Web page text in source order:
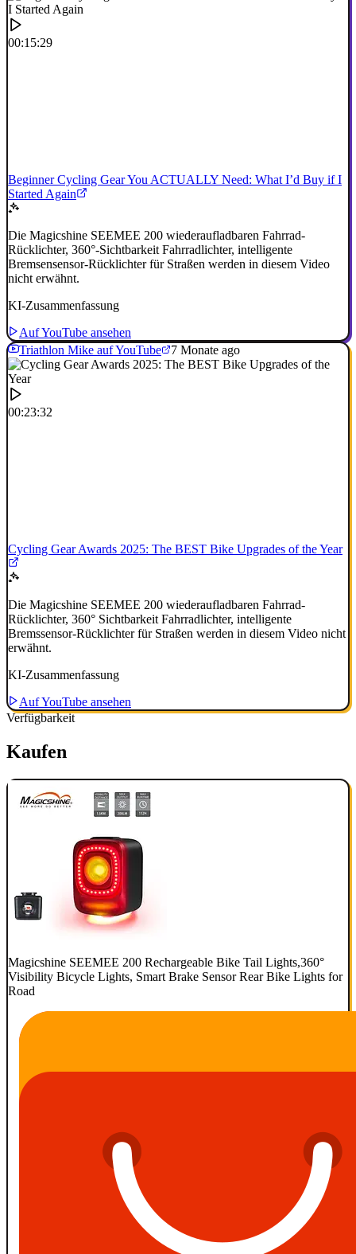
00:15:29
Beginner Cycling Gear You ACTUALLY Need: What I’d Buy if I
Started Again
Die Magicshine SEEMEE 200 wiederaufladbaren Fahrrad-
Rücklichter, 360°-Sichtbarkeit Fahrradlichter, intelligente
Bremsensensor-Rücklichter für Straßen werden in diesem Video
nicht erwähnt.
KI-Zusammenfassung
Auf YouTube ansehen
Triathlon Mike auf YouTube
7 Monate ago
00:23:32
Cycling Gear Awards 2025: The BEST Bike Upgrades of the Year
Die Magicshine SEEMEE 200 wiederaufladbaren Fahrrad-
Rücklichter, 360° Sichtbarkeit Fahrradlichter, intelligente
Bremssensor-Rücklichter für Straßen werden in diesem Video nicht
erwähnt.
KI-Zusammenfassung
Auf YouTube ansehen
Verfügbarkeit
Kaufen
Magicshine SEEMEE 200 Rechargeable Bike Tail Lights,360°
Visibility Bicycle Lights, Smart Brake Sensor Rear Bike Lights for
Road